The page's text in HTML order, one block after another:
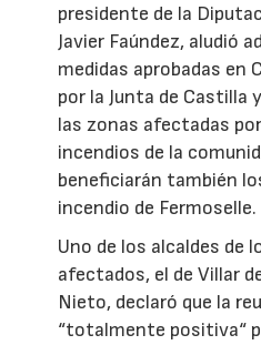
presidente de la
Javier Faúndez, aludió
medidas aprobadas en
por la Junta de Castilla
las zonas afectadas
incendios de la
beneficiarán también
incendio de Fermoselle.
Uno de los alcaldes de
afectados, el de Villar
Nieto, declaró que la
“totalmente positiva“